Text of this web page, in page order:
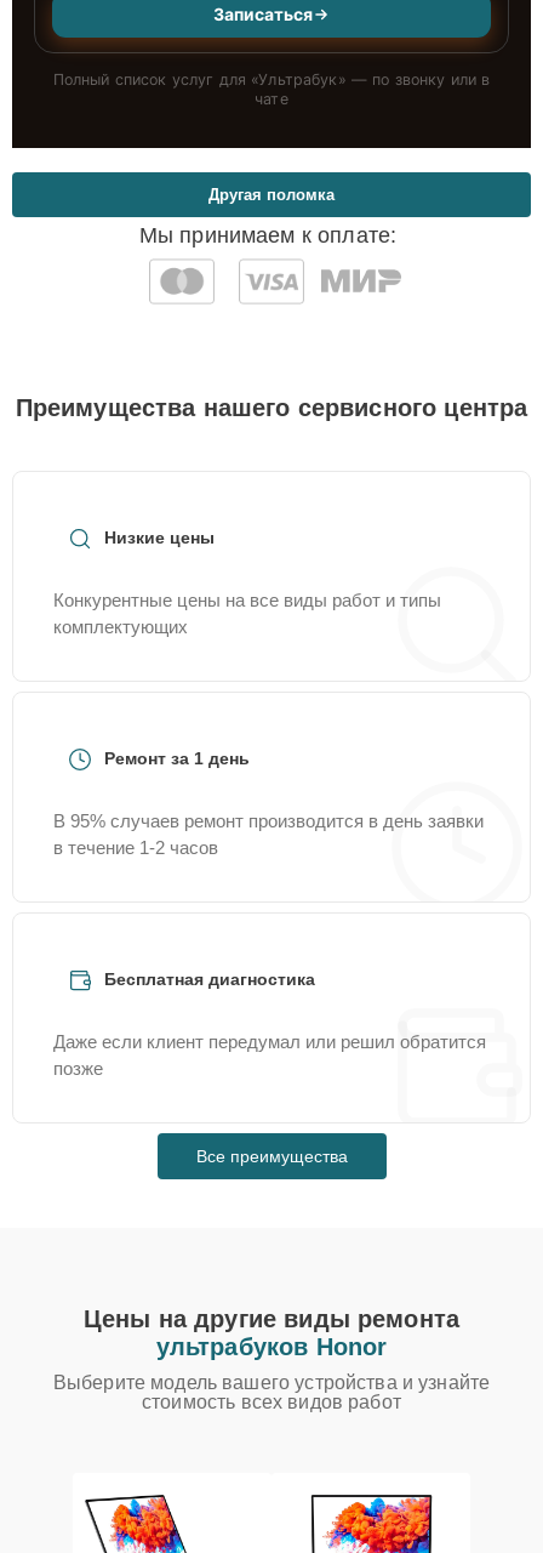
Записаться
Полный список услуг для «Ультрабук » — по звонку или в
чате
Мы принимаем к оплате:
Другая поломка
Преимущества нашего сервисного центра
Низкие цены
Конкурентные цены на все виды работ и типы
комплектующих
Ремонт за 1 день
В 95% случаев ремонт производится в день заявки
в течение 1-2 часов
Бесплатная диагностика
Даже если клиент передумал или решил обратится
позже
Все преимущества
Цены на другие виды ремонта
ультрабуков Honor
Выберите модель вашего устройства и узнайте
стоимость всех видов работ